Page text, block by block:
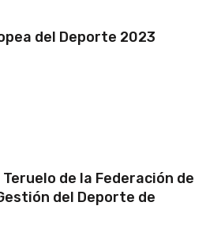
del Deporte 2023
de la Federación de
del Deporte de